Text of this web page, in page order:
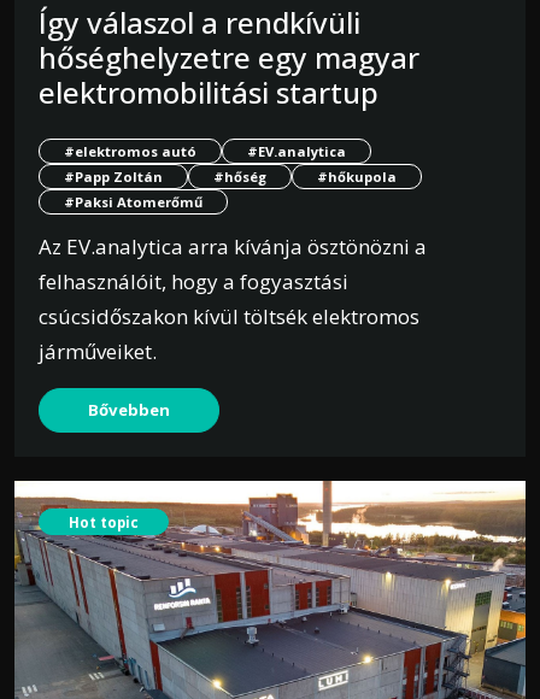
Így válaszol a rendkívüli
hőséghelyzetre egy magyar
elektromobilitási startup
#elektromos autó
#EV.analytica
#Papp Zoltán
#hőség
#hőkupola
#Paksi Atomerőmű
Az EV.analytica arra kívánja ösztönözni a
felhasználóit, hogy a fogyasztási
csúcsidőszakon kívül töltsék elektromos
járműveiket.
Bővebben
Hot topic